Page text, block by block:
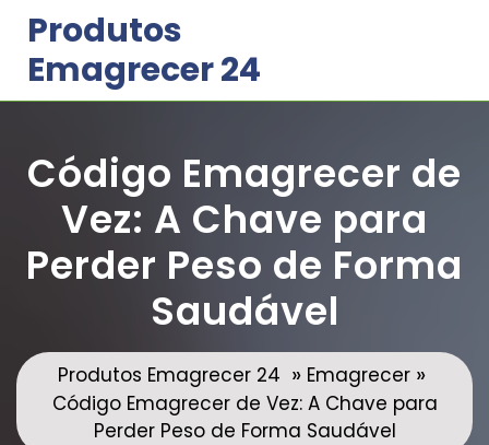
content
Produtos
Emagrecer 24
Código Emagrecer de
Vez: A Chave para
Perder Peso de Forma
Saudável
Produtos Emagrecer 24 » Emagrecer »
Código Emagrecer de Vez: A Chave para
Perder Peso de Forma Saudável